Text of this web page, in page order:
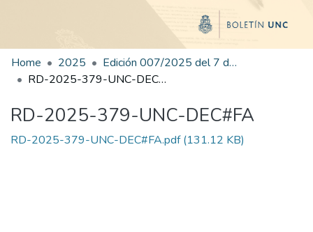
Home 2025
Edición 007/2025 del 7 de julio de 2025
RD-2025-379-UNC-DEC#FA
RD-2025-379-UNC-DEC#FA
RD-2025-379-UNC-DEC#FA.pdf(131.12 KB)